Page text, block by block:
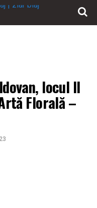
locul II
Florală –